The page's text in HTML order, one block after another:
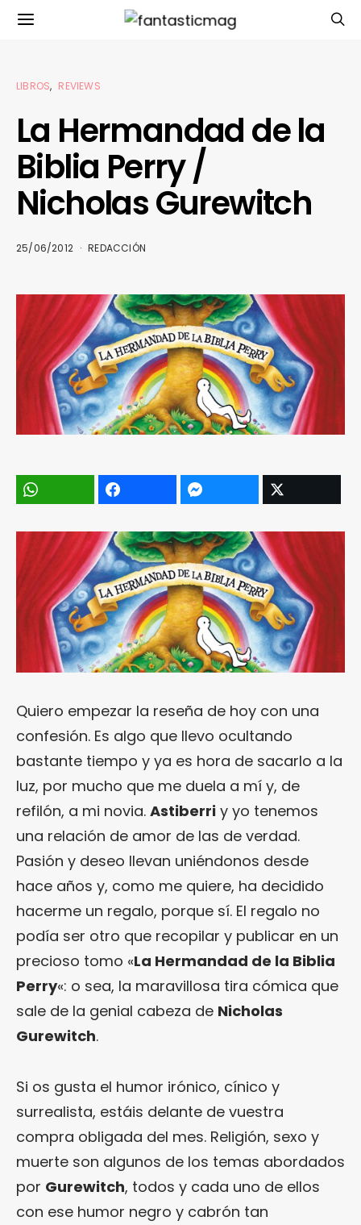
LIBROS REVIEWS
La Hermandad de la
Biblia Perry /
Nicholas Gurewitch
25/06/2012 REDACCIÓN
Quiero empezar la reseña de hoy con una
confesión. Es algo que llevo ocultando
bastante tiempo y ya es hora de sacarlo a la
luz, por mucho que me duela a mí y, de
refilón, a mi novia. Astiberri y yo tenemos
una relación de amor de las de verdad.
Pasión y deseo llevan uniéndonos desde
hace años y, como me quiere, ha decidido
hacerme un regalo, porque sí. El regalo no
podía ser otro que recopilar y publicar en un
precioso tomo «La Hermandad de la Biblia
Perry«: o sea, la maravillosa tira cómica que
sale de la genial cabeza de Nicholas
Gurewitch.
Si os gusta el humor irónico, cínico y
surrealista, estáis delante de vuestra
compra obligada del mes. Religión, sexo y
muerte son algunos de los temas abordados
por Gurewitch, todos y cada uno de ellos
con ese humor negro y cabrón tan